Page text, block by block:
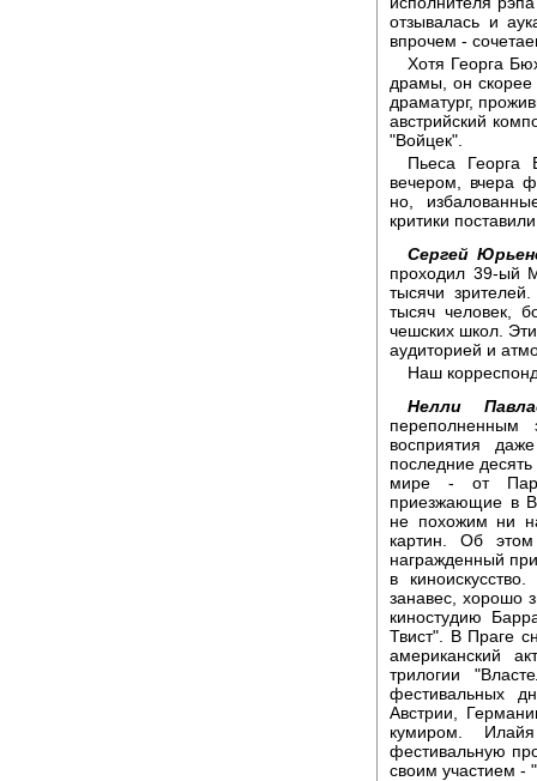
отзывалась и
впрочем -
Хотя Георга
драмы, он скорее
драматург,
австрийский
"Войцек".
Пьеса Георга
вечером, вчера
но,
критики
Сергей
проходил 39-ый
тысячи
тысяч человек,
чешских школ.
аудиторией и
Наш
Нелли
переполненным
восприятия
последние
мире - от
приезжающие в
не похожим ни
картин. Об
награжденный
в
занавес, хорошо
киностудию
Твист". В Праге
американский
трилогии
фестивальных
Австрии,
кумиром.
фестивальную
своим участием -